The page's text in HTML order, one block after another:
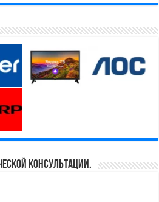
консультации.